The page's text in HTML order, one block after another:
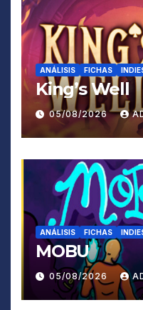
ANÁLISIS FICHAS
King’s Well
05/08/2026
ANÁLISIS FICHAS
MOBU
05/08/2026